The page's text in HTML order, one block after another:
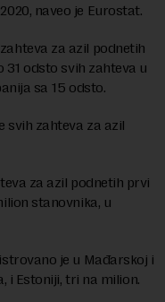
naveo je Eurostat.
za azil podnetih
odsto svih zahteva u
sa 15 odsto.
svih zahteva za azil
za azil podnetih prvi
stanovnika, u
je u Mađarskoj i
i Estoniji, tri na milion.